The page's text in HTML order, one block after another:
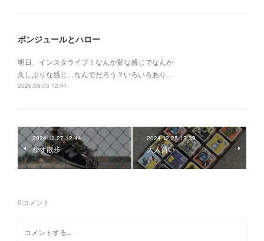
ボンジュールとハロー
明日、インスタライブ！なんか変な感じでなんか
久しぶりな感じ、なんでだろう？いろいろあり…
2026.08.05 12:41
2024.12.27 12:44
かず散歩
2024.12.25 12:39
大人買い
0コメント